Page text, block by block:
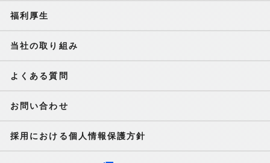
福利厚生
当社の取り組み
よくある質問
お問い合わせ
採用における個人情報保護方針